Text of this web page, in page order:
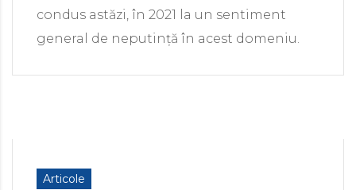
condus astăzi, în 2021 la un sentiment
general de neputință în acest domeniu.
Articole